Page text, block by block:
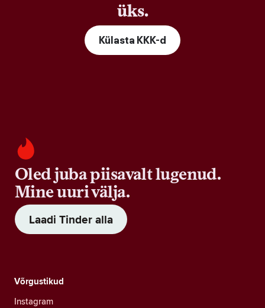
üks.
Külasta KKK-d
Oled juba piisavalt lugenud.
Mine uuri välja.
Laadi Tinder alla
Võrgustikud
Instagram